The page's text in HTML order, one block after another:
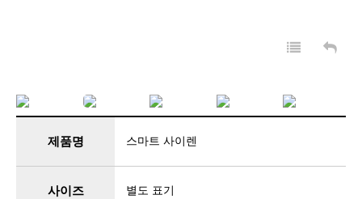
관공서보안
고객센터제품명 스마트 사이렌
사이즈 별도 표기